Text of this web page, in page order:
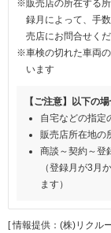
※販売店の所在する
録月によって、手
売店にお問合せく
※車検の切れた車両
います
【ご注意】以下の
自宅などの指定
販売店所在地の
商談～契約～登
（登録月が3月
ます）
[ 情報提供：(株)リクル